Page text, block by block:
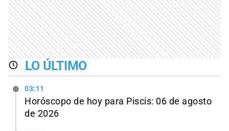
LO ÚLTIMO
03:11
Horóscopo de hoy para Piscis: 06 de agosto
de 2026